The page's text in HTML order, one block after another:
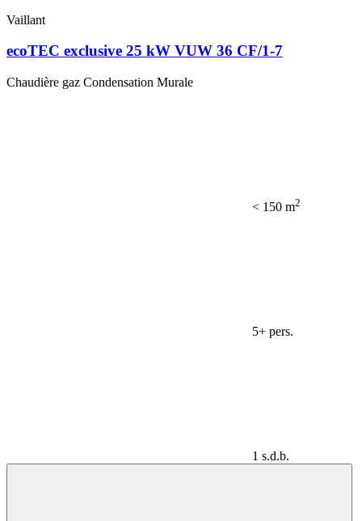
Vaillant
ecoTEC exclusive 25 kW VUW 36 CF/1-7
Chaudière gaz Condensation Murale
< 150 m2
5+ pers.
1 s.d.b.